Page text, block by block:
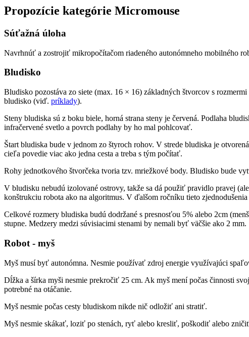
Propozície kategórie Micromouse
Súťažná úloha
Navrhnúť a zostrojiť mikropočítačom riadeného autonómneho mobilného
Bludisko
Bludisko pozostáva zo siete (max. 16 × 16) základných štvorcov s
bludisko (viď. príklady).
Steny bludiska sú z boku biele, horná strana steny je červená. Podlaha
infračervené svetlo a povrch podlahy by ho mal pohlcovať.
Štart bludiska bude v jednom zo štyroch rohov. V strede bludiska je
cieľa povedie viac ako jedna cesta a treba s tým počítať.
Rohy jednotkového štvorčeka tvoria tzv. mriežkové body. Bludisko bude
V bludisku nebudú izolované ostrovy, takže sa dá použiť pravidlo pravej
konštrukciu robota ako na algoritmus. V ďalšom ročníku tieto zjednodušenia
Celkové rozmery bludiska budú dodržané s presnosťou 5% alebo 2cm
stupne. Medzery medzi súvisiacimi stenami by nemali byť väčšie ako 2 mm.
Robot - myš
Myš musí byť autonómna. Nesmie používať zdroj energie využívajúci
Dĺžka a šírka myši nesmie prekročiť 25 cm. Ak myš mení počas činnosti
potrebné na otáčanie.
Myš nesmie počas cesty bludiskom nikde nič odložiť ani stratiť.
Myš nesmie skákať, loziť po stenách, ryť alebo kresliť, poškodiť alebo